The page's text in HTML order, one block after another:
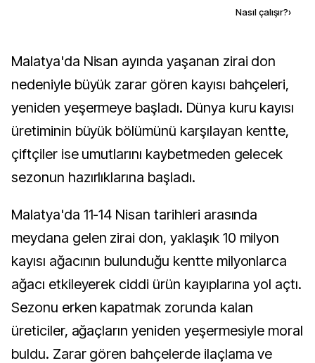
Nasıl çalışır?›
Malatya'da Nisan ayında yaşanan zirai don
nedeniyle büyük zarar gören kayısı bahçeleri,
yeniden yeşermeye başladı. Dünya kuru kayısı
üretiminin büyük bölümünü karşılayan kentte,
çiftçiler ise umutlarını kaybetmeden gelecek
sezonun hazırlıklarına başladı.
Malatya'da 11-14 Nisan tarihleri arasında
meydana gelen zirai don, yaklaşık 10 milyon
kayısı ağacının bulunduğu kentte milyonlarca
ağacı etkileyerek ciddi ürün kayıplarına yol açtı.
Sezonu erken kapatmak zorunda kalan
üreticiler, ağaçların yeniden yeşermesiyle moral
buldu. Zarar gören bahçelerde ilaçlama ve